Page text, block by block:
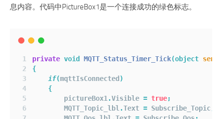
息内容。代码中PictureBox1是一个连接成功的绿色标志。
private void MQTT_Status_Timer_Tick(object
{
if(mqttIsConnected )
{
        pictureBox1
.Visible = true;
        MQTT_Topic_lbl
.Text = Subscribe_Topic;